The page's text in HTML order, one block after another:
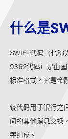
什么是
SWIFT代码（也称
9362代码）是由
标准格式。它是金
该代码用于银行之
间的其他消息交换
字组成。